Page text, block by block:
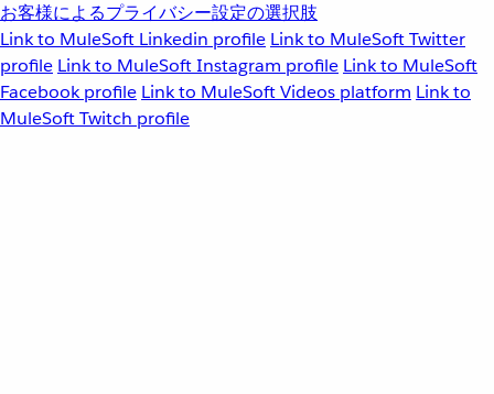
お客様によるプライバシー設定の選択肢
Link to MuleSoft Linkedin profile Link to MuleSoft Twitter
profile Link to MuleSoft Instagram profile Link to MuleSoft
Facebook profile Link to MuleSoft Videos platform Link to
MuleSoft Twitch profile